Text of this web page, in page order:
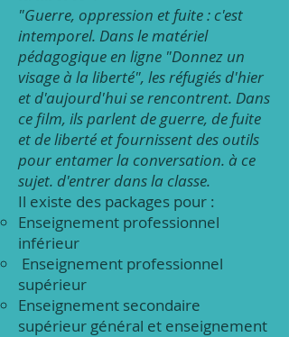
"Guerre, oppression et fuite : c'est
intemporel. Dans le matériel
pédagogique en ligne "Donnez un
visage à la liberté", les réfugiés d'hier
et d'aujourd'hui se rencontrent. Dans
ce film, ils parlent de guerre, de fuite
et de liberté et fournissent des outils
pour entamer la conversation. à ce
sujet. d'entrer dans la classe.
Il existe des packages pour :
Enseignement professionnel
inférieur
Enseignement professionnel
supérieur
Enseignement secondaire
supérieur général et enseignement